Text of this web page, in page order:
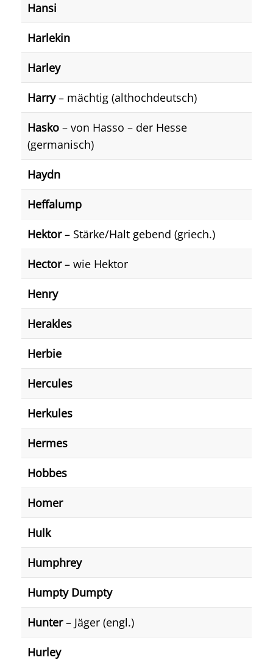
Hansi
Harlekin
Harley
Harry– mächtig (althochdeutsch)
Hasko – von Hasso – der Hesse
(germanisch)
Haydn
Heffalump
Hektor– Stärke/Halt gebend (griech.)
Hector– wie Hektor
Henry
Herakles
Herbie
Hercules
Herkules
Hermes
Hobbes
Homer
Hulk
Humphrey
Humpty Dumpty
Hunter– Jäger (engl.)
Hurley